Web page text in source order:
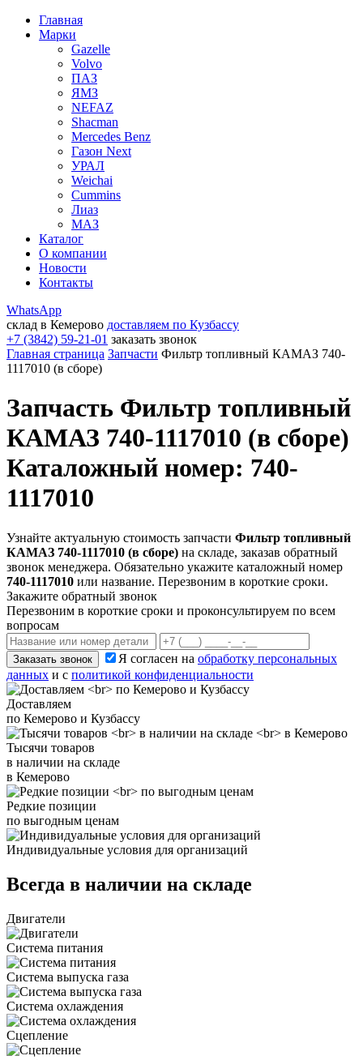
Главная
Марки
Gazelle
Volvo
ПАЗ
ЯМЗ
NEFAZ
Shacman
Mercedes Benz
Газон Next
УРАЛ
Weichai
Cummins
Лиаз
МАЗ
Каталог
О компании
Новости
Контакты
WhatsApp
склад в Кемерово доставляем по Кузбассу
+7 (3842) 59-21-01 заказать звонок
Главная страница Запчасти Фильтр топливный КАМАЗ 740-
1117010 (в сборе)
Запчасть Фильтр топливный
КАМАЗ 740-1117010 (в сборе)
Каталожный номер: 740-
1117010
Узнайте актуальную стоимость запчасти Фильтр топливный
КАМАЗ 740-1117010 (в сборе) на складе, заказав обратный
звонок менеджера. Обязательно укажите каталожный номер
740-1117010 или название. Перезвоним в короткие сроки.
Закажите обратный звонок
Перезвоним в короткие сроки и проконсультируем по всем
вопросам
Заказать звонок Я согласен на обработку персональных
данных и с политикой конфиденциальности
Доставляем
по Кемерово и Кузбассу
Тысячи товаров
в наличии на складе
в Кемерово
Редкие позиции
по выгодным ценам
Индивидуальные условия для организаций
Всегда в наличии на складе
Двигатели
Система питания
Система выпуска газа
Система охлаждения
Сцепление